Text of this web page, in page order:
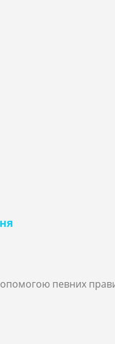
допомогою певних